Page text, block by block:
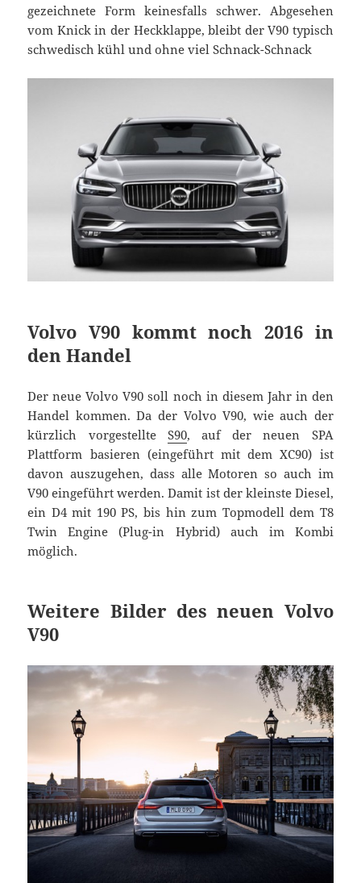
gezeichnete Form keinesfalls schwer. Abgesehen
vom Knick in der Heckklappe, bleibt der V90 typisch
schwedisch kühl und ohne viel Schnack-Schnack
Volvo V90 kommt noch 2016 in
den Handel
Der neue Volvo V90 soll noch in diesem Jahr in den
Handel kommen. Da der Volvo V90, wie auch der
kürzlich vorgestellte S90, auf der neuen SPA
Plattform basieren (eingeführt mit dem XC90) ist
davon auszugehen, dass alle Motoren so auch im
V90 eingeführt werden. Damit ist der kleinste Diesel,
ein D4 mit 190 PS, bis hin zum Topmodell dem T8
Twin Engine (Plug-in Hybrid) auch im Kombi
möglich.
Weitere Bilder des neuen Volvo
V90